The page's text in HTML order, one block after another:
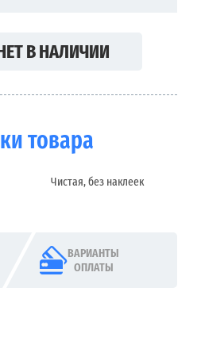
В НАЛИЧИИ
товара
Чистая, без наклеек
ВАРИАНТЫ
ОПЛАТЫ